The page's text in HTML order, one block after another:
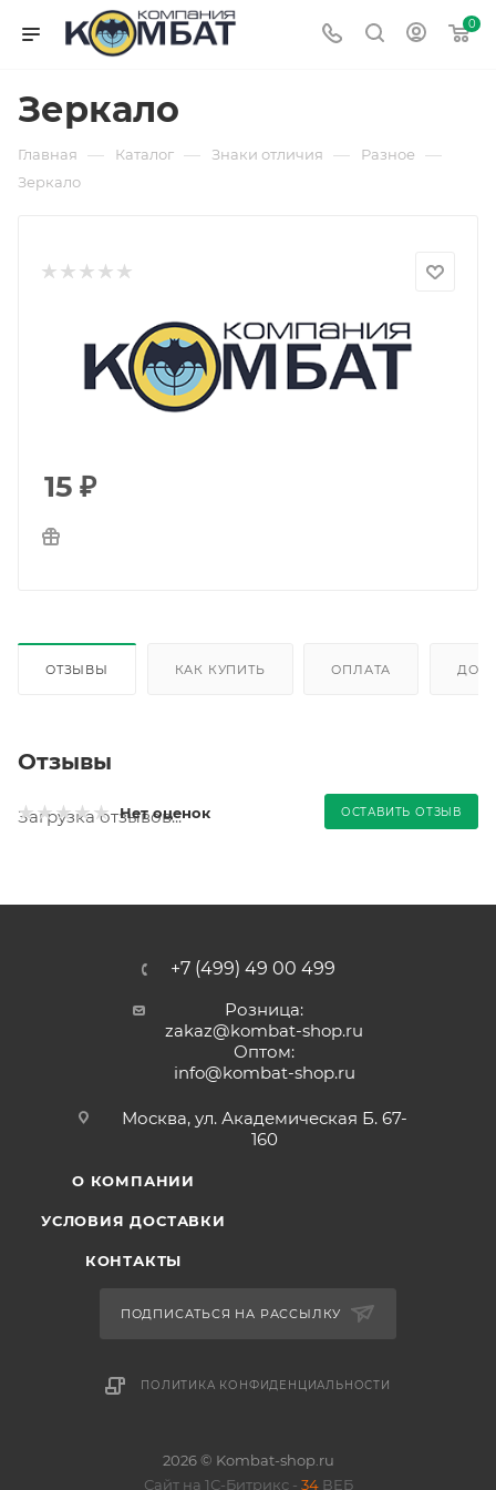
0
Зеркало
Главная — Каталог — Знаки отличия — Разное —
Зеркало
15 ₽
ОТЗЫВЫ КАК КУПИТЬ ОПЛАТА
Отзывы
Нет оценок ОСТАВИТЬ ОТЗЫВ
Загрузка отзывов...
+7 (499) 49 00 499
Розница:
zakaz@kombat-shop.ru
Оптом:
info@kombat-shop.ru
Москва, ул. Академическая Б. 67-
160
О КОМПАНИИ
УСЛОВИЯ ДОСТАВКИ
КОНТАКТЫ
ПОДПИСАТЬСЯ НА РАССЫЛКУ
ПОЛИТИКА КОНФИДЕНЦИАЛЬНОСТИ
2026 © Kombat-shop.ru
Сайт на 1С-Битрикс - 34 ВЕБ